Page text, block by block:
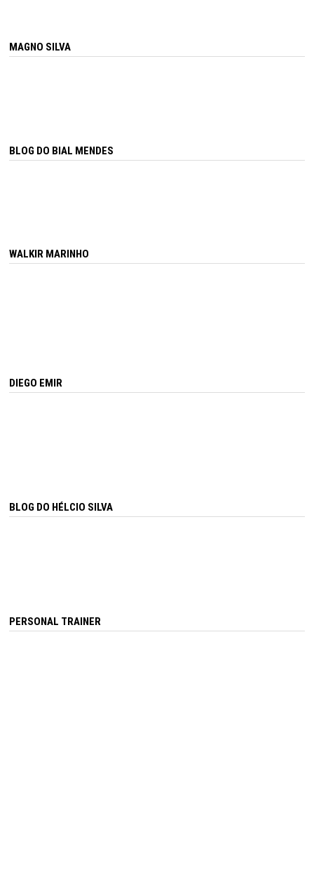
MAGNO SILVA
BLOG DO BIAL MENDES
WALKIR MARINHO
DIEGO EMIR
BLOG DO HÉLCIO SILVA
PERSONAL TRAINER